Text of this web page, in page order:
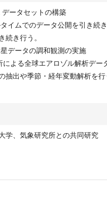
データセットの構築
イムでのデータ公開を引き続
続き行う。
データの調和観測の実施
よる全球エアロゾル解析デー
抽出や季節・経年変動解析を行
学、気象研究所との共同研究